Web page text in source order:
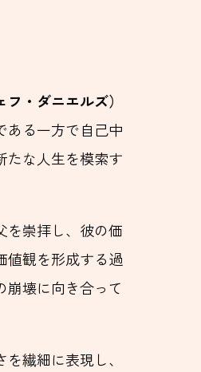
・ダニエルズ）
ある一方で自己中
たな人生を模索す
を崇拝し、彼の価
値観を形成する過
崩壊に向き合って
繊細に表現し、